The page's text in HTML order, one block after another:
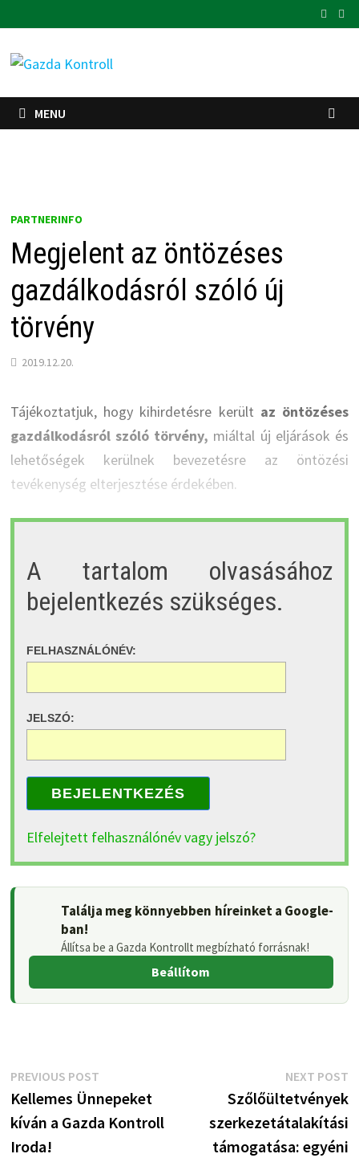
to
content
MENU
PARTNERINFO
Megjelent az öntözéses
gazdálkodásról szóló új
törvény
2019.12.20.
Tájékoztatjuk, hogy kihirdetésre került az öntözéses
gazdálkodásról szóló törvény, miáltal új eljárások és
lehetőségek kerülnek bevezetésre az öntözési
tevékenység elterjesztése érdekében.
A tartalom olvasásához
bejelentkezés szükséges.
FELHASZNÁLÓNÉV:
JELSZÓ:
BEJELENTKEZÉS
Elfelejtett felhasználónév vagy jelszó?
Találja meg könnyebben híreinket a Google-
ban!
Állítsa be a Gazda Kontrollt megbízható forrásnak!
Beállítom
Bejegyzés
navigáció
PREVIOUS POSTPrevious
post:
Kellemes Ünnepeket
kíván a Gazda Kontroll
Iroda!
NEXT POST
Szőlőültetvények
szerkezetátalakítási
támogatása: egyéni